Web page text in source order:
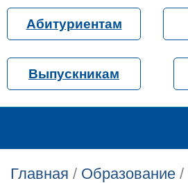
Абитуриентам
Выпускникам
Главная / Образование /